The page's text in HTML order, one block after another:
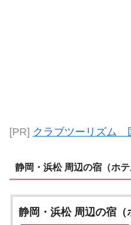
[PR] クラブツーリズム
静岡・浜松 周辺の宿（ホテ
静岡・浜松 周辺の宿